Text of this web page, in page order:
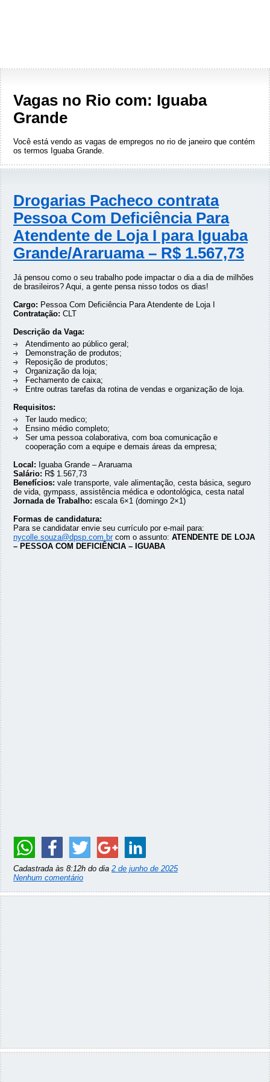
Vagas no Rio com: Iguaba
Grande
Você está vendo as vagas de empregos no rio de janeiro que contém
os termos Iguaba Grande.
Drogarias Pacheco contrata
Pessoa Com Deficiência Para
Atendente de Loja I para Iguaba
Grande/Araruama – R$ 1.567,73
Já pensou como o seu trabalho pode impactar o dia a dia de milhões
de brasileiros? Aqui, a gente pensa nisso todos os dias!
Cargo: Pessoa Com Deficiência Para Atendente de Loja I
Contratação: CLT
Descrição da Vaga:
Atendimento ao público geral;
Demonstração de produtos;
Reposição de produtos;
Organização da loja;
Fechamento de caixa;
Entre outras tarefas da rotina de vendas e organização de loja.
Requisitos:
Ter laudo medico;
Ensino médio completo;
Ser uma pessoa colaborativa, com boa comunicação e
cooperação com a equipe e demais áreas da empresa;
Local: Iguaba Grande – Araruama
Salário: R$ 1.567,73
Benefícios: vale transporte, vale alimentação, cesta básica, seguro
de vida, gympass, assistência médica e odontológica, cesta natal
Jornada de Trabalho: escala 6×1 (domingo 2×1)
Formas de candidatura:
Para se candidatar envie seu currículo por e-mail para:
nycolle.souza@dpsp.com.brcom o assunto: ATENDENTE DE LOJA
– PESSOA COM DEFICIÊNCIA – IGUABA
Cadastrada às 8:12h do dia 2 de junho de 2025
Nenhum comentário